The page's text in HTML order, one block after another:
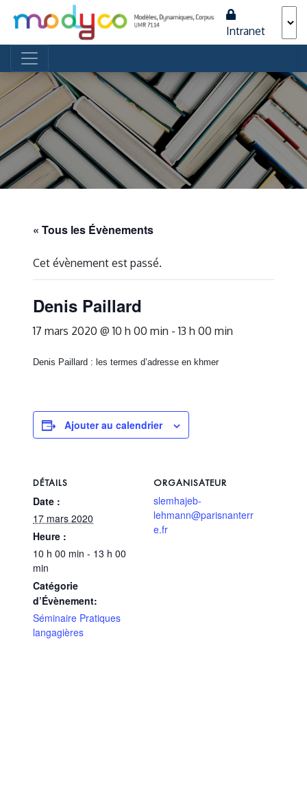
Intranet
Navigation principale
« Tous les Évènements
Cet évènement est passé.
Denis Paillard
17 mars 2020 @ 10 h 00 min -13 h 00 min
Denis Paillard : les termes d’adresse en khmer
Ajouter au calendrier
DÉTAILS
Date :
17 mars 2020
Heure :
10 h 00 min - 13 h 00
min
Catégorie
d’Évènement:
Séminaire Pratiques
langagières
ORGANISATEUR
slemhajeb-
lehmann@parisnanterr
e.fr